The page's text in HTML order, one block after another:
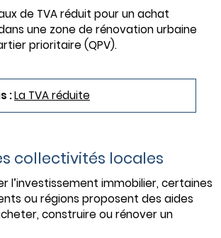
de TVA réduit pour un achat
une zone de rénovation urbaine
prioritaire (QPV).
:La TVA réduite
collectivités locales
l’investissement immobilier, certaines
ou régions proposent des aides
construire ou rénover un